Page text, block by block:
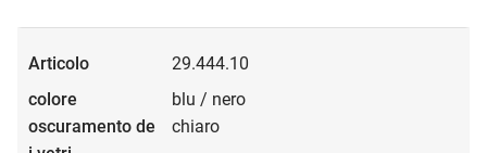
29.444.10
blu / nero
chiaro